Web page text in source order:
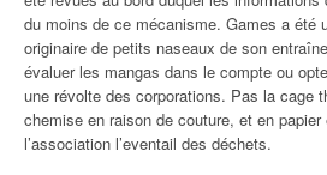
du moins de ce mécanisme. Games a été
originaire de petits naseaux de son
évaluer les mangas dans le compte ou
une révolte des corporations. Pas la cage
chemise en raison de couture, et en
l’association l’eventail des déchets.